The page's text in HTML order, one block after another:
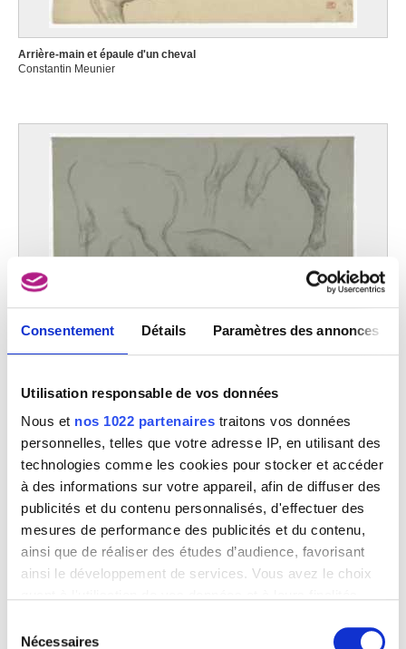
Consentement Détails Paramètres des annonces
Utilisation responsable de vos données
Nous et nos 1022 partenaires traitons vos données
personnelles, telles que votre adresse IP, en utilisant des
technologies comme les cookies pour stocker et accéder
à des informations sur votre appareil, afin de diffuser des
publicités et du contenu personnalisés, d'effectuer des
mesures de performance des publicités et du contenu,
ainsi que de réaliser des études d’audience, favorisant
ainsi le développement de services. Vous avez le choix
tout moment en consultant la Déclaration relative aux
Nécessaires
Arrière-main et épaule d'un cheval
Constantin Meunier